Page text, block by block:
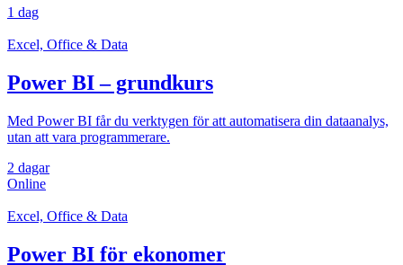
1 dag
Excel, Office & Data
Power BI – grundkurs
Med Power BI får du verktygen för att automatisera din dataanalys,
utan att vara programmerare.
2 dagar
Online
Excel, Office & Data
Power BI för ekonomer